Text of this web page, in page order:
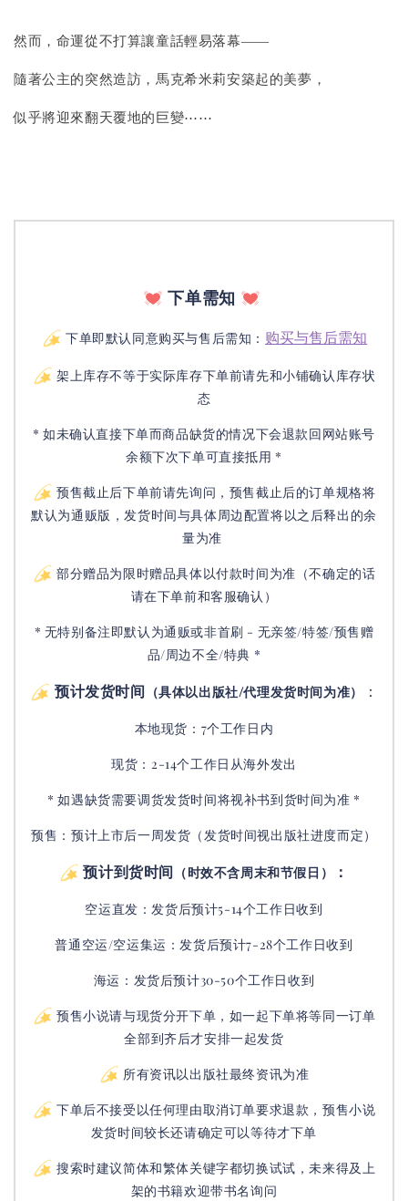
然而，命運從不打算讓童話輕易落幕――
隨著公主的突然造訪，馬克希米莉安築起的美夢，
似乎將迎來翻天覆地的巨變⋯⋯
下单需知
下单即默认同意购买与售后需知： 购买与售后需知
架上库存不等于实际库存下单前请先和小铺确认库存状
态
* 如未确认直接下单而商品缺货的情况下会退款回网站账号
余额下次下单可直接抵用 *
预售截止后下单前请先询问，预售截止后的订单规格将
默认为通贩版，发货时间与具体周边配置将以之后释出的余
量为准
部分赠品为限时赠品具体以付款时间为准（不确定的话
请在下单前和客服确认）
* 无特别备注即默认为通贩或非首刷 - 无亲签/特签/预售赠
品/周边不全/特典 *
预计发货时间 （具体以出版社/代理发货时间为准） ：
本地现货：7个工作日内
现货：2-14个工作日从海外发出
* 如遇缺货需要调货发货时间将视补书到货时间为准 *
预售：预计上市后一周发货（发货时间视出版社进度而定）
预计到货时间 （时效不含周末和节假日） ：
空运直发：发货后预计5-14个工作日收到
普通空运/空运集运：发货后预计7-28个工作日收到
海运：发货后预计30-50个工作日收到
预售小说请与现货分开下单，如一起下单将等同一订单
全部到齐后才安排一起发货
所有资讯以出版社最终资讯为准
下单后不接受以任何理由取消订单要求退款，预售小说
发货时间较长还请确定可以等待才下单
搜索时建议简体和繁体关键字都切换试试，未来得及上
架的书籍欢迎带书名询问